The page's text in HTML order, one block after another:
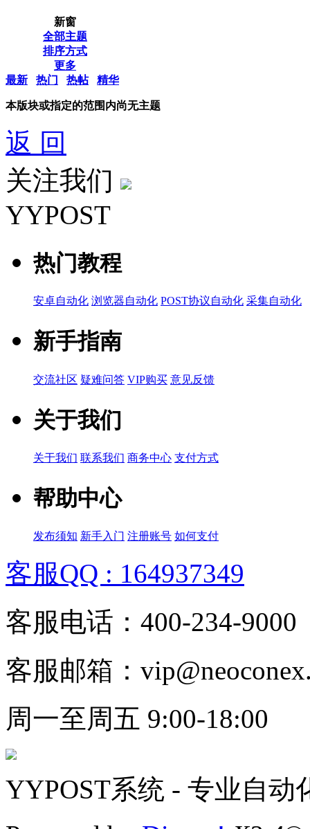
新窗
全部主题
排序方式
更多
最新
热门 热帖 精华
本版块或指定的范围内尚无主题
返 回
关注我们
YYPOST
热门教程
安卓自动化 浏览器自动化 POST协议自动化 采集自动化
新手指南
交流社区 疑难问答 VIP购买 意见反馈
关于我们
关于我们 联系我们 商务中心 支付方式
帮助中心
发布须知 新手入门 注册账号 如何支付
客服QQ : 164937349
客服电话：400-234-9000
客服邮箱：
周一至周五 9:00-18:00
YYPOST系统 - 专业自动